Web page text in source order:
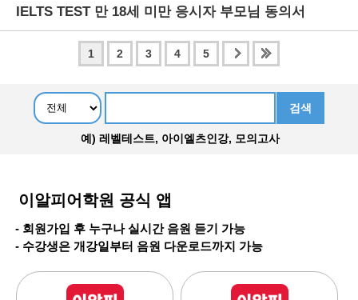
IELTS TEST 만 18세 미만 응시자 부모님 동의서
1 2 3 4 5
예) 레벨테스트, 아이엘츠인강, 모의고사
이알피어학원 공식 앱
- 회원가입 후 누구나 실시간 음원 듣기 가능
- 수강생은 개강일부터 음원 다운로드까지 가능